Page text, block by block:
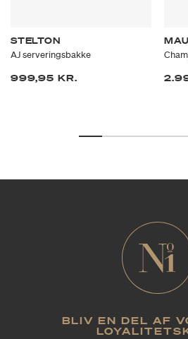
STELTON
AJ serveringsbakke
999,95 KR.
BLIV EN DEL AF